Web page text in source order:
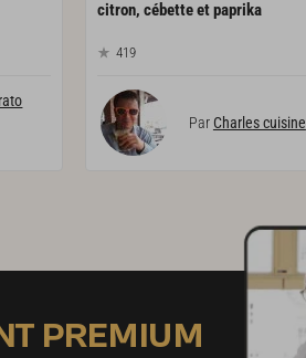
citron, cébette et paprika
419
Par Charles cuisine
PREMIUM